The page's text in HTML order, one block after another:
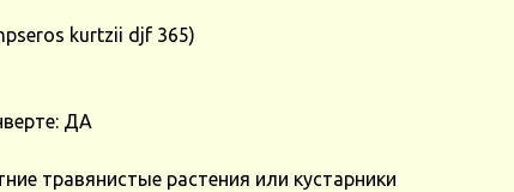
kurtzii djf 365)
ДА
травянистые растения или кустарники